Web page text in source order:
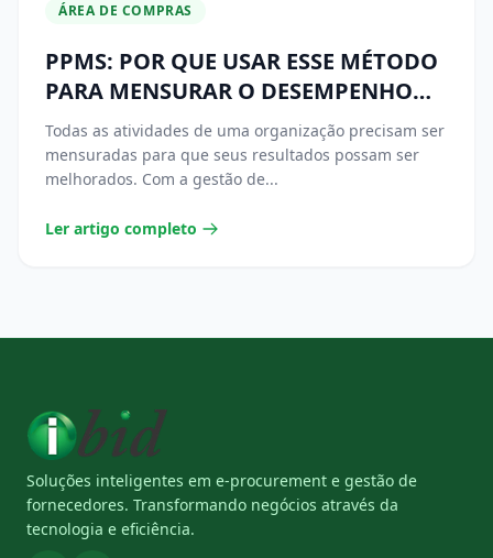
ÁREA DE COMPRAS
PPMS: POR QUE USAR ESSE MÉTODO
PARA MENSURAR O DESEMPENHO
DA ÁREA DE COMPRAS
Todas as atividades de uma organização precisam ser
mensuradas para que seus resultados possam ser
melhorados. Com a gestão de...
Ler artigo completo
Soluções inteligentes em e-procurement e gestão de
fornecedores. Transformando negócios através da
tecnologia e eficiência.